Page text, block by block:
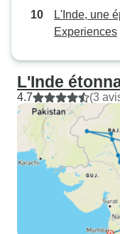
L'Inde, une
Experiences
L'Inde
4.7 (3